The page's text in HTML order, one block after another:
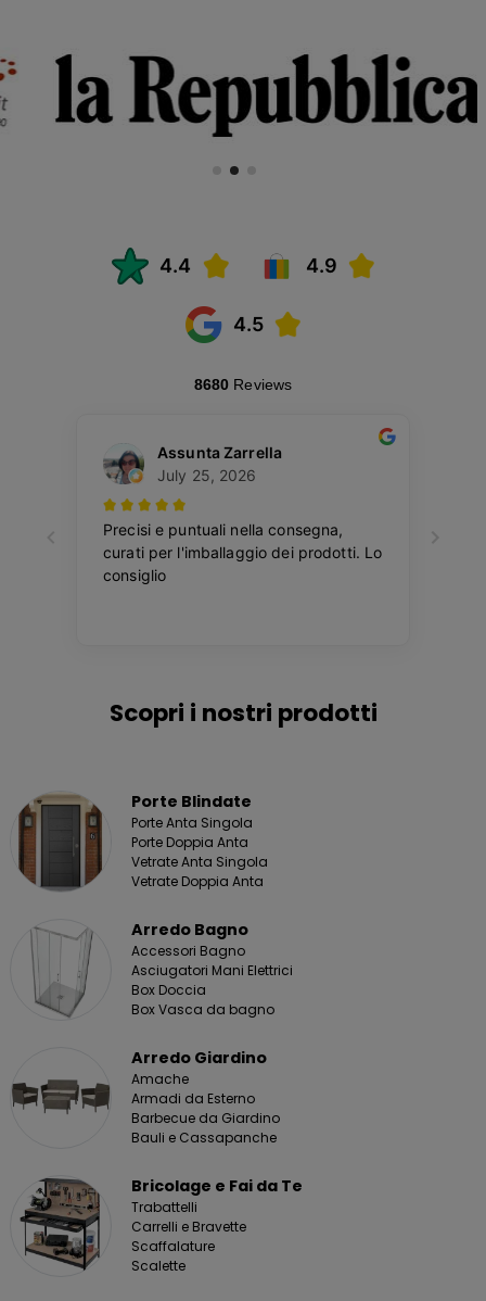
Scopri i nostri prodotti
Porte Blindate
Porte Anta Singola
Porte Doppia Anta
Vetrate Anta Singola
Vetrate Doppia Anta
Arredo Bagno
Accessori Bagno
Asciugatori Mani Elettrici
Box Doccia
Box Vasca da bagno
Arredo Giardino
Amache
Armadi da Esterno
Barbecue da Giardino
Bauli e Cassapanche
Bricolage e Fai da Te
Trabattelli
Carrelli e Bravette
Scaffalature
Scalette